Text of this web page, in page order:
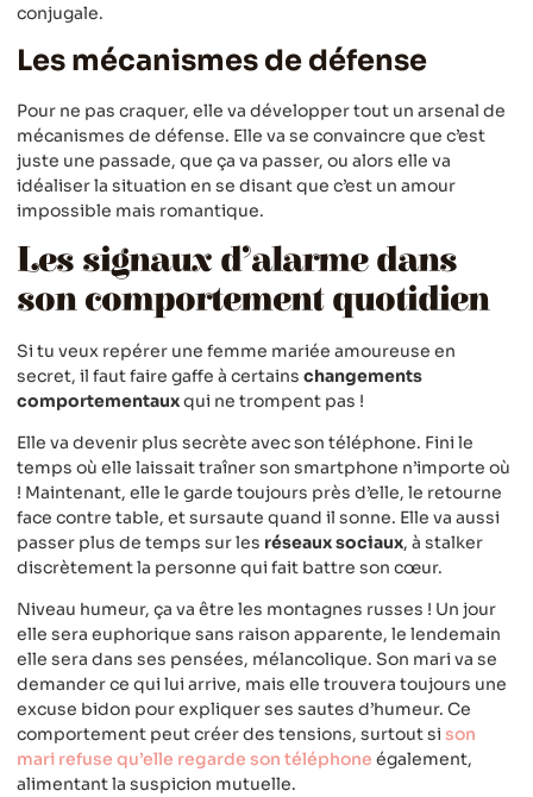
conjugale.
Les mécanismes de défense
Pour ne pas craquer, elle va développer tout un arsenal de
mécanismes de défense. Elle va se convaincre que c’est
juste une passade, que ça va passer, ou alors elle va
idéaliser la situation en se disant que c’est un amour
impossible mais romantique.
Les signaux d’alarme dans
son comportement quotidien
Si tu veux repérer une femme mariée amoureuse en
secret, il faut faire gaffe à certains changements
comportementauxqui ne trompent pas !
Elle va devenir plus secrète avec son téléphone. Fini le
temps où elle laissait traîner son smartphone n’importe où
! Maintenant, elle le garde toujours près d’elle, le retourne
face contre table, et sursaute quand il sonne. Elle va aussi
passer plus de temps sur les réseaux sociaux, à stalker
discrètement la personne qui fait battre son cœur.
Niveau humeur, ça va être les montagnes russes ! Un jour
elle sera euphorique sans raison apparente, le lendemain
elle sera dans ses pensées, mélancolique. Son mari va se
demander ce qui lui arrive, mais elle trouvera toujours une
excuse bidon pour expliquer ses sautes d’humeur. Ce
comportement peut créer des tensions, surtout si son
mari refuse qu’elle regarde son téléphone également,
alimentant la suspicion mutuelle.